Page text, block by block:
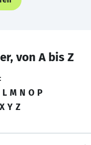
von A bis Z
L M N O P
X Y Z